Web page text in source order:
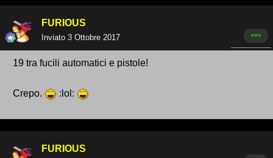
FURIOUS
Inviato 3 Ottobre 2017
19 tra fucili automatici e pistole!
Crepo. :lol:
FURIOUS